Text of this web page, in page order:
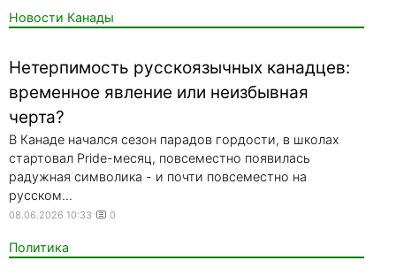
Новости Канады
Нетерпимость русскоязычных канадцев:
временное явление или неизбывная
черта?
В Канаде начался сезон парадов гордости, в школах
стартовал Pride-месяц, повсеместно появилась
радужная символика - и почти повсеместно на
русском...
08.06.2026 10:33 0
Политика